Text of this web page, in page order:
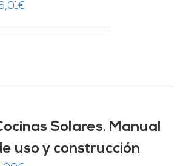
€
Solares. Manual
uso y construcción